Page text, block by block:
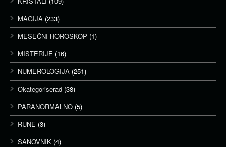
MAGIJA (233)
MESEČNI HOROSKOP (1)
MISTERIJE (16)
NUMEROLOGIJA (251)
Okategoriserad (38)
PARANORMALNO (5)
RUNE (3)
SANOVNIK (4)